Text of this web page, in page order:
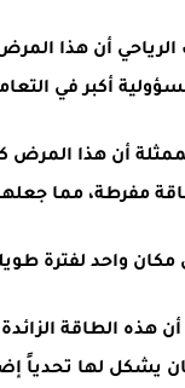
أن هذا المرض
أكبر في
أن هذا المرض
مفرطة، مما
مكان واحد لفترة
هذه الطاقة
يشكل لها تحدياً